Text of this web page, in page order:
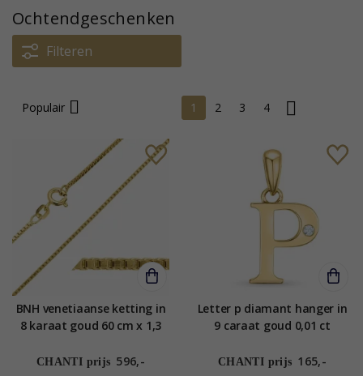
Ochtendgeschenken
Filteren
Populair 1 2 3 4
BNH venetiaanse ketting in
8 karaat goud 60 cm x 1,3
CHANTI prijs 596,-
Letter p diamant hanger in
9 caraat goud 0,01 ct
CHANTI prijs 165,-